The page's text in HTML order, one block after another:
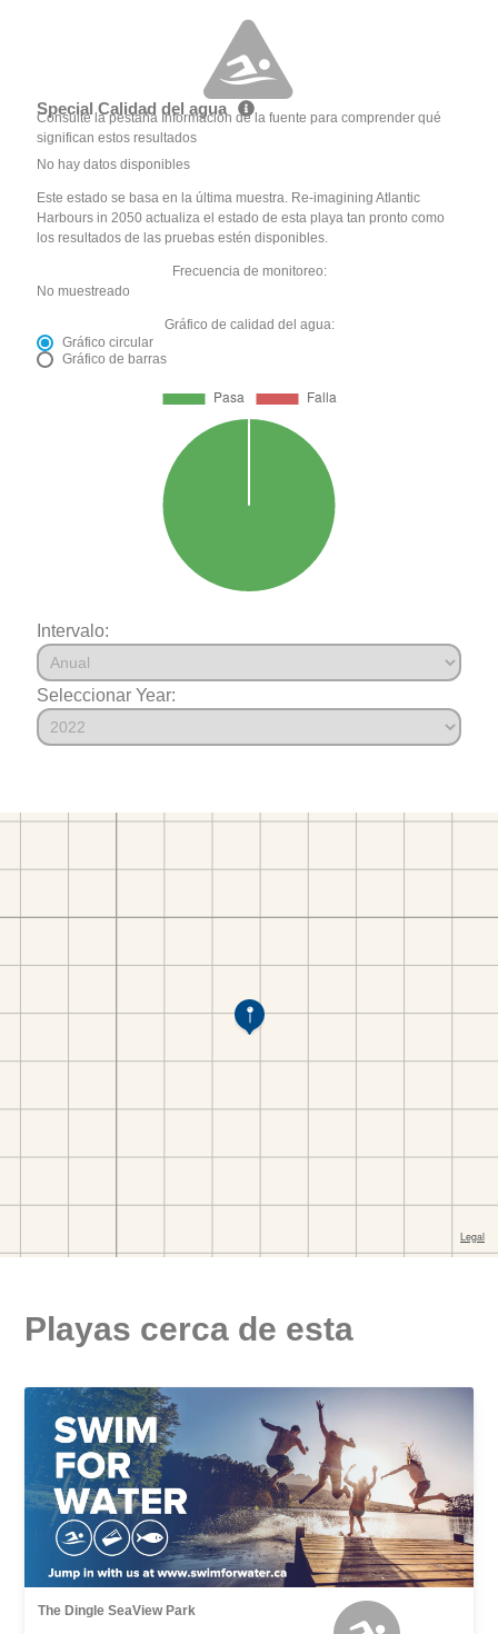
Special Calidad del agua
Consulte la pestaña Información de la fuente para comprender qué
significan estos resultados
No hay datos disponibles
Este estado se basa en la última muestra. Re-imagining Atlantic
Harbours in 2050 actualiza el estado de esta playa tan pronto como
los resultados de las pruebas estén disponibles.
Frecuencia de monitoreo:
No muestreado
Gráfico de calidad del agua:
Gráfico circular
Gráfico de barras
Intervalo:
Seleccionar Year:
Playas cerca de esta
The Dingle SeaView Park